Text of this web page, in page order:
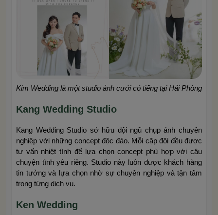
Kim Wedding là một studio ảnh cưới có tiếng tại Hải Phòng
Kang Wedding Studio
Kang Wedding Studio sở hữu đội ngũ chụp ảnh chuyên
nghiệp với những concept độc đáo. Mỗi cặp đôi đều được
tư vấn nhiệt tình để lựa chọn concept phù hợp với câu
chuyện tình yêu riêng. Studio này luôn được khách hàng
tin tưởng và lựa chọn nhờ sự chuyên nghiệp và tận tâm
trong từng dịch vụ.
Ken Wedding